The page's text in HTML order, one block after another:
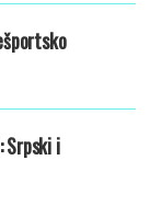
Srpski i